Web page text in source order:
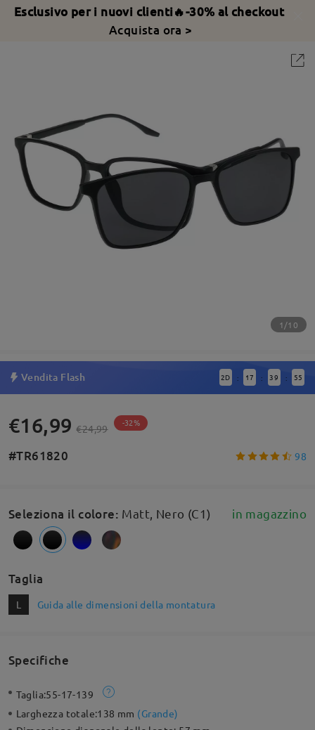
Esclusivo per i nuovi clienti🔥-30% al checkout
Acquista ora >
1/10
Vendita Flash 2D : 17 : 39 : 55
€16,99 €24,99 -32%
#TR61820 98
Seleziona il colore: Matt, Nero (C1) in magazzino
Taglia
L Guida alle dimensioni della montatura
Specifiche
Taglia:55-17-139
Larghezza totale:138 mm (Grande)